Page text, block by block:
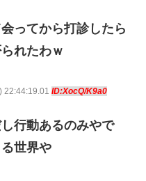
ってから打診したら
れたわｗ
22:44:19.01 ID:XocQ/K9a0
行動あるのみやで
世界や